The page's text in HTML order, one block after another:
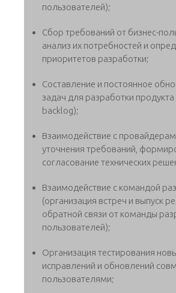
пользователей);
Сбор требований от бизнес-
анализ их потребностей и
приоритетов разработки;
Составление и постоянное
задач для разработки
backlog);
Взаимодействие с
уточнения требований,
согласование технических
Взаимодействие с командой
(организация встреч и выпуск
обратной связи от команды
пользователей);
Организация тестирования
исправлений и обновлений
пользователями;